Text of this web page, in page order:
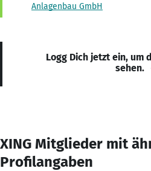
Anlagenbau GmbH
Logg Dich jetzt ein, um
sehen.
XING Mitglieder mit
Profilangaben